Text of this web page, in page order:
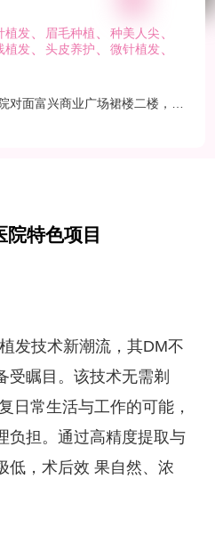
植发、 眉毛种植 种美人尖
植发、 头皮养护 微针植发、
对面富兴商业广场裙楼二楼，70
地，是行业内很多公 立医院老
移植专委会秘书单位。 以毳
技术团队经过多年对植发技术
的毛发教 授，主 任级名 医，
健康管理、抗衰老领域闭环式产
\"植发手术量化管理体系流程
囊健康活性，定制专属治疗方
特色项目
发技术新潮流，其DM不
受瞩目。该技术无需剃
日常生活与工作的可能，
负担。通过高精度提取与
低，术后效 果自然、浓